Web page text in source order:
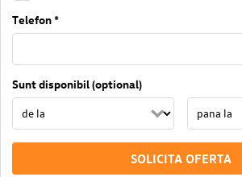
Telefon *
Sunt disponibil (optional)
SOLICITA OFERTA